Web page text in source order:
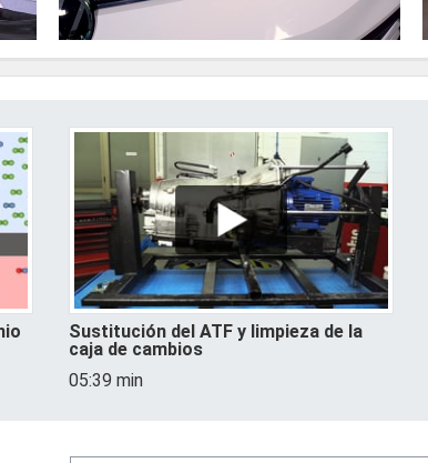
Sustitución del ATF y limpieza de la
caja de cambios
05:39 min